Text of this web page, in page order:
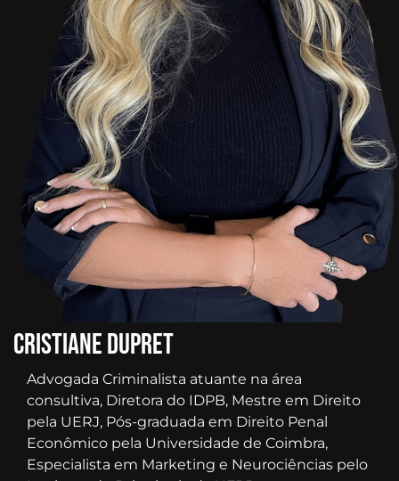
Cristiane dupret
Advogada Criminalista atuante na área
consultiva, Diretora do IDPB, Mestre em Direito
pela UERJ, Pós-graduada em Direito Penal
Econômico pela Universidade de Coimbra,
Especialista em Marketing e Neurociências pelo